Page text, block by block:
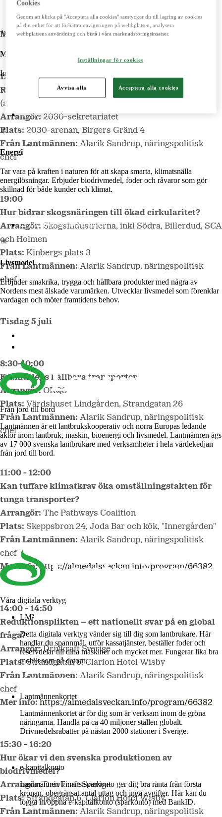
LM2
Odla
Maskiner
Importerar, marknadsför, säljer och underhåller lantbruksmaskiner.
Lantmännen Maskin
Butik på nätet
Energi
Tar vara på kraften i naturen för att skapa smarta, klimatsnälla
energilösningar. Erbjuder biodrivmedel, foder och råvaror som gör
skillnad för både kunder och klimat.
Lantmännen Biorefineries
Livsmedel
Erbjuder smakrika, trygga och hållbara produkter med några av
Nordens mest älskade varumärken. Utvecklar livsmedel som förenklar
vardagen och möter framtidens behov.
Från jord till bord
Lantmännen är ett lantbrukskooperativ och norra Europas ledande
aktör inom lantbruk, maskin, bioenergi och livsmedel. Lantmännen ägs
av 17 000 svenska lantbrukare med verksamheter i hela värdekedjan
från jord till bord.
Våra digitala verktyg
LM²
Detta digitala verktyg vänder sig till dig som lantbrukare. Här
handlar du spannmål, utför kassatjänster, beställer foder och
reservdelar till dina maskiner och mycket mer. Fungerar lika bra
mobilt som på datorn.
Mer om LM2
Lantmännenkortet
Lantmännenkortet är för dig som är verksam inom de gröna
näringarna. Handla på ca 40 miljoner ställen globalt.
Drivmedelsrabatter på nästan 2000 stationer i Sverige.
Logga in
e-kapitalkonto
Lantmännen Finans sparkonto ger dig bra ränta från första
kronan, obegränsat antal uttag och inga avgifter. Här kan du
logga in/öppna e-kapitalkonto (sparkonto) med BankID.
Måndag 4 juli
12:30-13:30
Rundabordssamtals-lunch med Amory Lovins
(amerikansk fysiker, miljöforskare & författare)
Arrangör: 2030-sekretariatet
Plats: 2030-arenan, Birgers Gränd 4
Från Lantmännen: Alarik Sandrup, näringspolitisk
chef
19:00
Hur bidrar skogsnäringen till ökad cirkularitet?
Arrangör: Skogsindustrierna, inkl Södra, Billerdud, SCA
och Holmen
Plats: Kinbergs plats 3
Från Lantmännen: Alarik Sandrup, näringspolitisk
chef
Tisdag 5 juli
8:30-10:00
Framtidens hållbara transporter
Arrangör:OKQ8
Plats: Värdshuset Lindgården, Strandgatan 26
Från Lantmännen: Alarik Sandrup, näringspolitisk
chef
11:00 - 12:00
Kan tuffare klimatkrav öka omställningstakten för
tunga transporter?
Arrangör: The Pathways Coalition
Plats: Skeppsbron 24, Joda Bar och kök, "Innergården"
Från Lantmännen: Alarik Sandrup, näringspolitisk
chef
Mer info:
https://almedalsveckan.info/program/66382
14:00 - 14:50
Reduktionsplikten – ett nationellt svar på en global
fråga?
Arrangör:Drivkraft Sverige
Plats:Strandgatan 6, Clarion Hotel Wisby
Från Lantmännen: Alarik Sandrup, näringspolitisk
chef
Mer info: https://almedalsveckan.info/program/66382
15:30 - 16:20
Hur ökar vi den svenska produktionen av
biodrivmedel?
Arrangör:Drivkraft Sverige
Plats:Strandgatan 6, Clarion Hotel Wisby,
Från Lantmännen: Alarik Sandrup, näringspolitisk
Cookies
Genom att klicka på "Acceptera alla cookies" samtycker du till lagring av cookies
på din enhet för att förbättra navigeringen på webbplatsen, analysera
webbplatsens användning och bistå i våra marknadsföringsinsatser.
Inställningar för cookies
Avvisa alla Acceptera alla cookies